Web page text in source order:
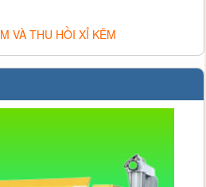
VÀ THU HỒI XỈ KẼM